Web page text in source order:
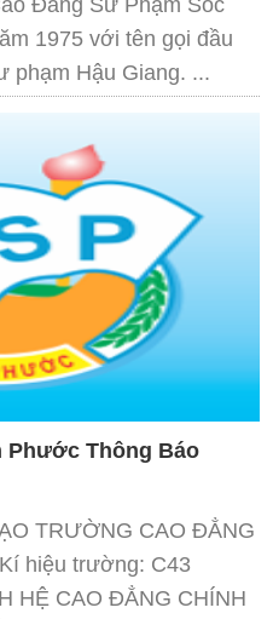
Đẳng Sư Phạm Sóc
1975 với tên gọi đầu
phạm Hậu Giang. ...
Phước Thông Báo
TRƯỜNG CAO ĐẲNG
hiệu trường: C43
HỆ CAO ĐẲNG CHÍNH